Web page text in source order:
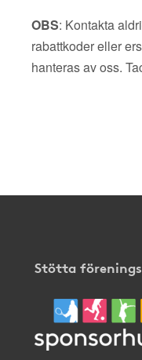
OBS: Kontakta
rabattkoder eller
hanteras av oss.
Stötta